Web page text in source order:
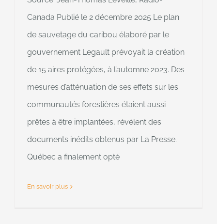
Canada Publié le 2 décembre 2025 Le plan
de sauvetage du caribou élaboré par le
gouvernement Legault prévoyait la création
de 15 aires protégées, à l’automne 2023. Des
mesures d’atténuation de ses effets sur les
communautés forestières étaient aussi
prêtes à être implantées, révèlent des
documents inédits obtenus par La Presse.
Québec a finalement opté
En savoir plus